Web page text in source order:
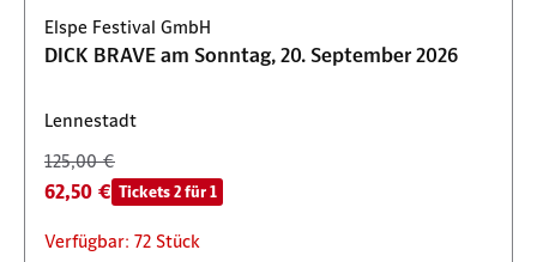
Elspe Festival GmbH
DICK BRAVE am Sonntag, 20. September 2026
Lennestadt
125,00 €
62,50 € Tickets 2 für 1
Verfügbar: 72 Stück